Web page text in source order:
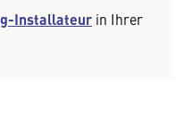
Installateur in Ihrer